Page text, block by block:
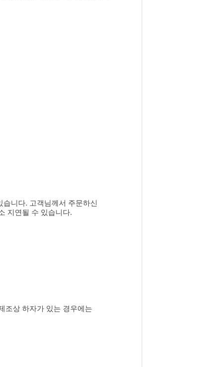
니다. 고객님께서 주문하신
지연될 수 있습니다.
조상 하자가 있는 경우에는